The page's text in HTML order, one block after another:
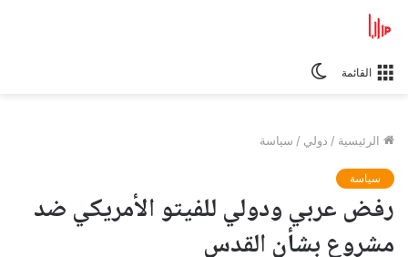
القائمة
الرئيسية / دولي / سياسة
سياسة
رفض عربي ودولي للفيتو الأمريكي ضد
مشروع بشأن القدس